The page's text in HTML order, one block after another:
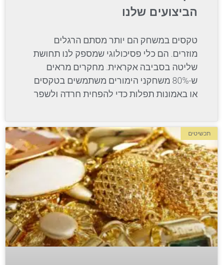
הביצועים שלנו
טקסים במשחק הם יותר מסתם הרגלים
מוזרים. הם כלי פסיכולוגי שמספק לנו תחושת
שליטה בסביבה אקראית. מחקרים מראים
ש-80% משחקני הימורים משתמשים בטקסים
או באמונות תפלות כדי להפחית חרדה ולשפר
תכשיטים